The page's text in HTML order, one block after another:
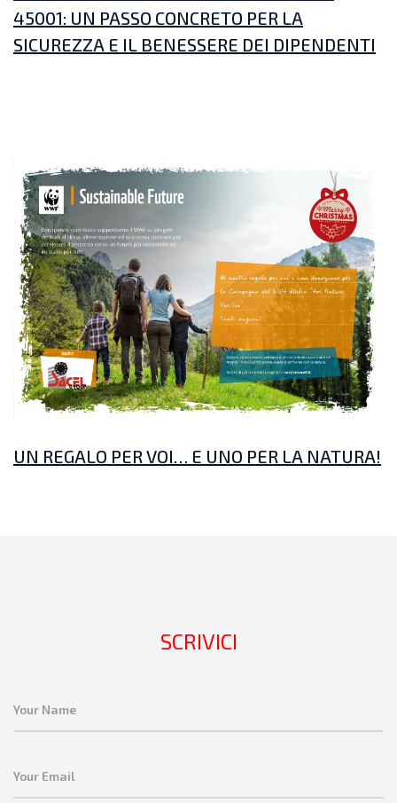
45001: UN PASSO CONCRETO PER LA
SICUREZZA E IL BENESSERE DEI DIPENDENTI
UN REGALO PER VOI… E UNO PER LA NATURA!
SCRIVICI